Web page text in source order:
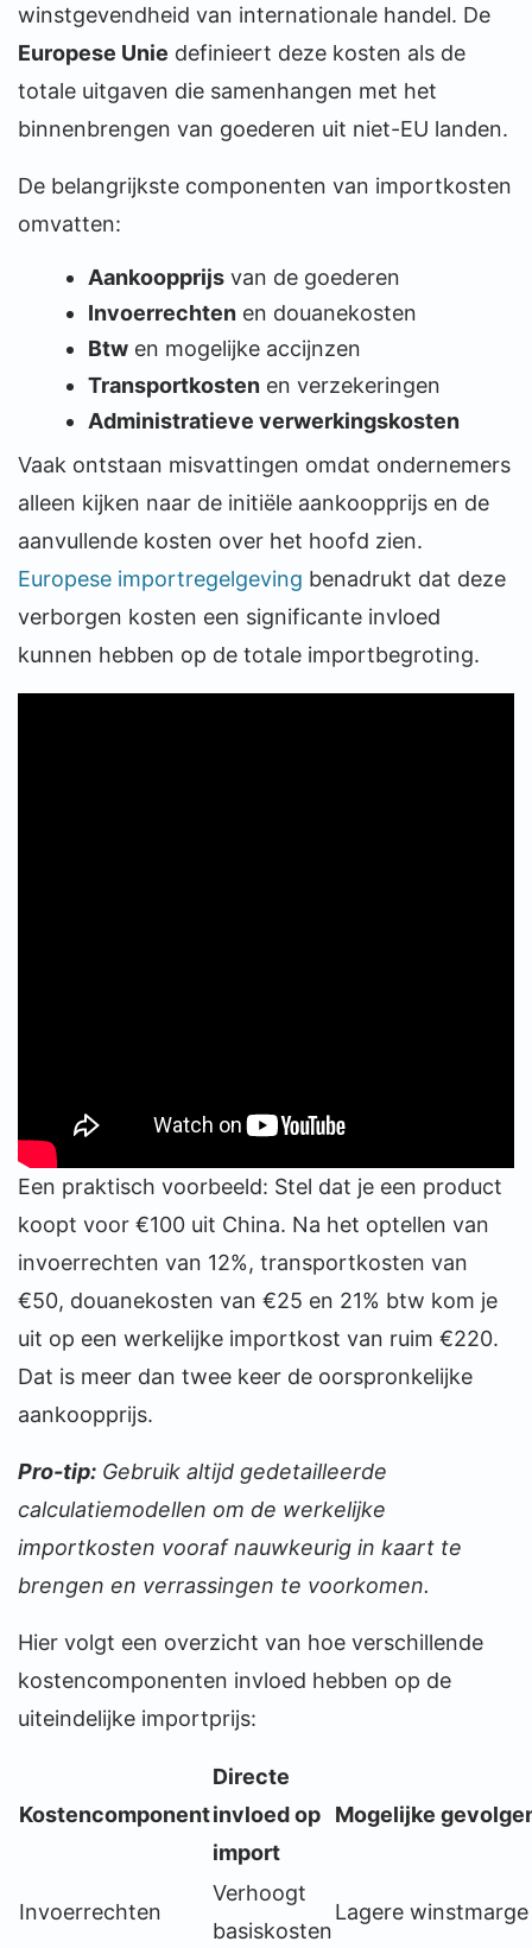
winstgevendheid van internationale handel. De
Europese Unie definieert deze kosten als de
totale uitgaven die samenhangen met het
binnenbrengen van goederen uit niet-EU landen.
De belangrijkste componenten van importkosten
omvatten:
Aankoopprijs van de goederen
Invoerrechten en douanekosten
Btw en mogelijke accijnzen
Transportkosten en verzekeringen
Administratieve verwerkingskosten
Vaak ontstaan misvattingen omdat ondernemers
alleen kijken naar de initiële aankoopprijs en de
aanvullende kosten over het hoofd zien.
Europese importregelgeving benadrukt dat deze
verborgen kosten een significante invloed
kunnen hebben op de totale importbegroting.
Een praktisch voorbeeld: Stel dat je een product
koopt voor €100 uit China. Na het optellen van
invoerrechten van 12%, transportkosten van
€50, douanekosten van €25 en 21% btw kom je
uit op een werkelijke importkost van ruim €220.
Dat is meer dan twee keer de oorspronkelijke
aankoopprijs.
Pro-tip: Gebruik altijd gedetailleerde
calculatiemodellen om de werkelijke
importkosten vooraf nauwkeurig in kaart te
brengen en verrassingen te voorkomen.
Hier volgt een overzicht van hoe verschillende
kostencomponenten invloed hebben op de
uiteindelijke importprijs:
Kostencomponent
Directe
invloed op
import
Mogelijke
Invoerrechten
Verhoogt
basiskosten
Lagere winstmarge